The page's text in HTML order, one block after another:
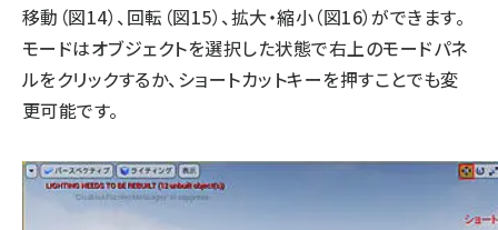
移動（図14）、回転（図15）、拡大・縮小（図16）ができます。
モードはオブジェクトを選択した状態で右上のモードパネ
ルをクリックするか、ショートカットキーを押すことでも変
更可能です。